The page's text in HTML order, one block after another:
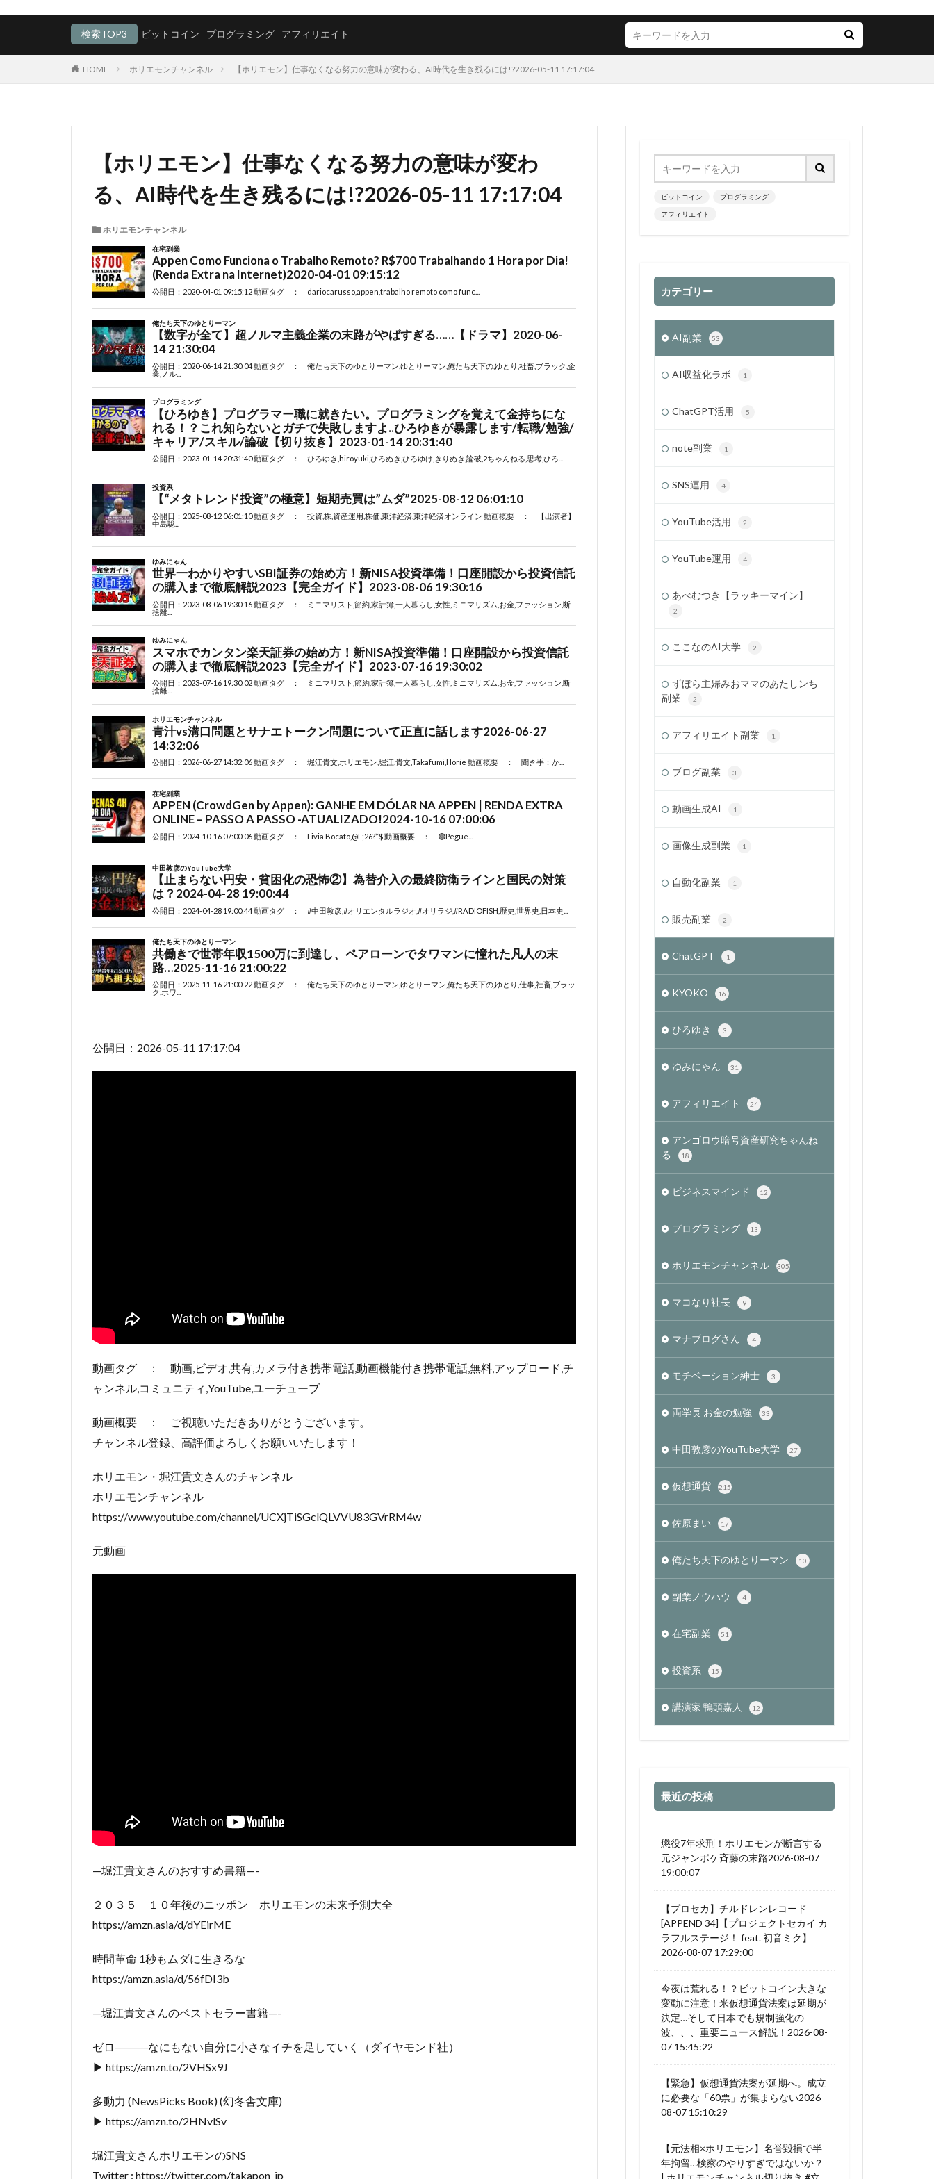
検索TOP3 ビットコイン プログラミング アフィリエイト
HOME ホリエモンチャンネル 【ホリエモン】仕事なくなる努力の意味が変わる、AI時代を生き残るには!?2026-05-11 17:17:04
【ホリエモン】仕事なくなる努力の意味が変わ
る、AI時代を生き残るには!?2026-05-11 17:17:04
ホリエモンチャンネル
公開日：2026-05-11 17:17:04
動画タグ ： 動画,ビデオ,共有,カメラ付き携帯電話,動画機能付き携帯電話,無料,アップロード,チ
ャンネル,コミュニティ,YouTube,ユーチューブ
動画概要 ： ご視聴いただきありがとうございます。
チャンネル登録、高評価よろしくお願いいたします！
ホリエモン・堀江貴文さんのチャンネル
ホリエモンチャンネル
https://www.youtube.com/channel/UCXjTiSGclQLVVU83GVrRM4w
元動画
—堀江貴文さんのおすすめ書籍—-
２０３５ １０年後のニッポン ホリエモンの未来予測大全
https://amzn.asia/d/dYEirME
時間革命 1秒もムダに生きるな
https://amzn.asia/d/56fDI3b
—堀江貴文さんのベストセラー書籍—-
ゼロ―――なにもない自分に小さなイチを足していく（ダイヤモンド社）
▶ https://amzn.to/2VHSx9J
多動力 (NewsPicks Book) (幻冬舎文庫)
▶ https://amzn.to/2HNvlSv
堀江貴文さんホリエモンのSNS
Twitter : https://twitter.com/takapon_jp
ビットコイン プログラミング
アフィリエイト
カテゴリー
AI副業 53
AI収益化ラボ 1
ChatGPT活用 5
note副業 1
SNS運用 4
YouTube活用 2
YouTube運用 4
あべむつき【ラッキーマイン】
2
ここなのAI大学 2
ずぼら主婦みおママのあたしンち
副業
2
アフィリエイト副業 1
ブログ副業 3
動画生成AI 1
画像生成副業 1
自動化副業 1
販売副業 2
ChatGPT 1
KYOKO 16
ひろゆき 3
ゆみにゃん 31
アフィリエイト 24
アンゴロウ暗号資産研究ちゃんね
る
18
ビジネスマインド 12
プログラミング 13
ホリエモンチャンネル 305
マコなり社長 9
マナブログさん 4
モチベーション紳士 3
両学長 お金の勉強 33
中田敦彦のYouTube大学 27
仮想通貨 215
佐原まい 17
俺たち天下のゆとりーマン 10
副業ノウハウ 4
在宅副業 51
投資系 15
講演家 鴨頭嘉人 12
最近の投稿
懲役7年求刑！ホリエモンが断言する
元ジャンポケ斉藤の末路2026-08-07
19:00:07
【プロセカ】チルドレンレコード
[APPEND 34]【プロジェクトセカイ カ
ラフルステージ！ feat. 初音ミク】
2026-08-07 17:29:00
今夜は荒れる！？ビットコイン大きな
変動に注意！米仮想通貨法案は延期が
決定…そして日本でも規制強化の
波、、、重要ニュース解説！2026-08-
07 15:45:22
【緊急】仮想通貨法案が延期へ。成立
に必要な「60票」が集まらない2026-
08-07 15:10:29
【元法相×ホリエモン】名誉毀損で半
年拘留…検察のやりすぎではないか？